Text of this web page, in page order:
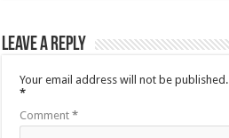
Leave a Reply
Your email address will not be published.
*
Comment*